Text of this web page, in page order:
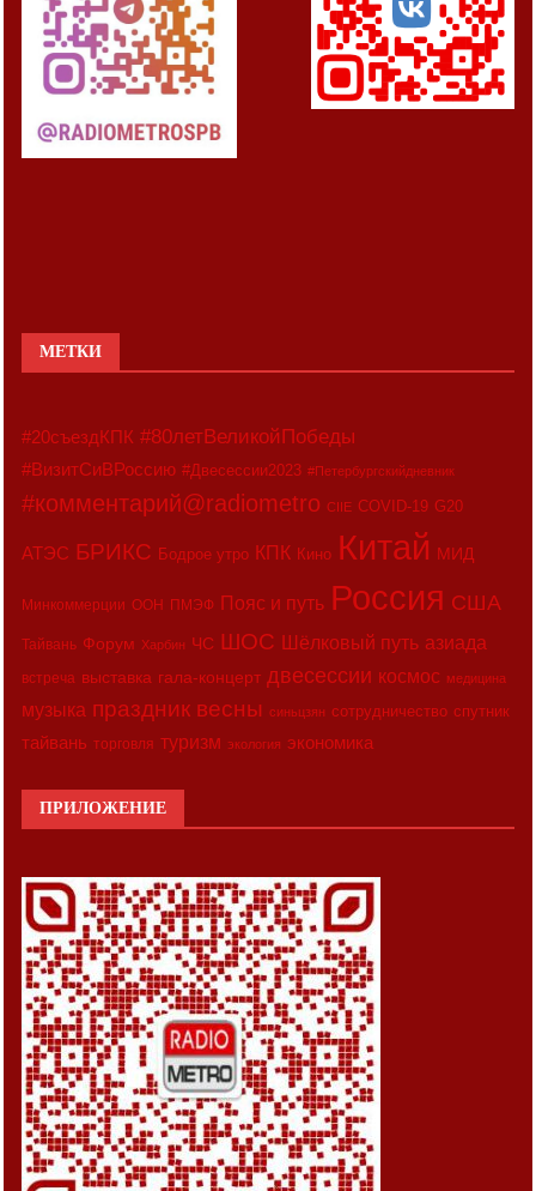
МЕТКИ
#20съездКПК #80летВеликойПобеды
#ВизитСиВРоссию #Двесессии2023 #Петербургскийдневник
#комментарий@radiometro CIIE COVID-19 G20
АТЭС БРИКС Бодрое утро КПК Кино Китай МИД
Минкоммерции ООН ПМЭФ Пояс и путь Россия США
Тайвань Форум Харбин ЧС ШОС Шёлковый путь азиада
встреча выставка гала-концерт двесессии космос медицина
музыка праздник весны синьцзян сотрудничество спутник
тайвань торговля туризм экология экономика
ПРИЛОЖЕНИЕ